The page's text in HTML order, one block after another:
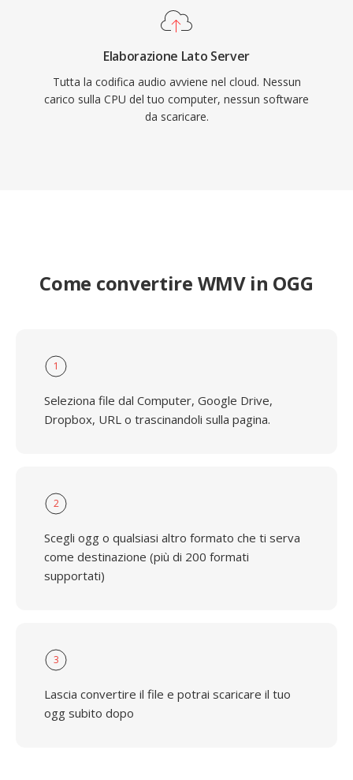
Elaborazione Lato Server
Tutta la codifica audio avviene nel cloud. Nessun
carico sulla CPU del tuo computer, nessun software
da scaricare.
Come convertire WMV in OGG
1
Seleziona file dal Computer, Google Drive,
Dropbox, URL o trascinandoli sulla pagina.
2
Scegli ogg o qualsiasi altro formato che ti serva
come destinazione (più di 200 formati
supportati)
3
Lascia convertire il file e potrai scaricare il tuo
ogg subito dopo